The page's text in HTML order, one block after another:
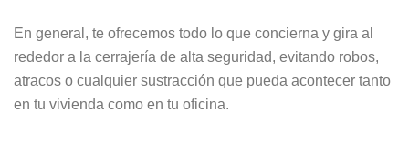
En general, te ofrecemos todo lo que concierna y gira al
rededor a la cerrajería de alta seguridad, evitando robos,
atracos o cualquier sustracción que pueda acontecer tanto
en tu vivienda como en tu oficina.